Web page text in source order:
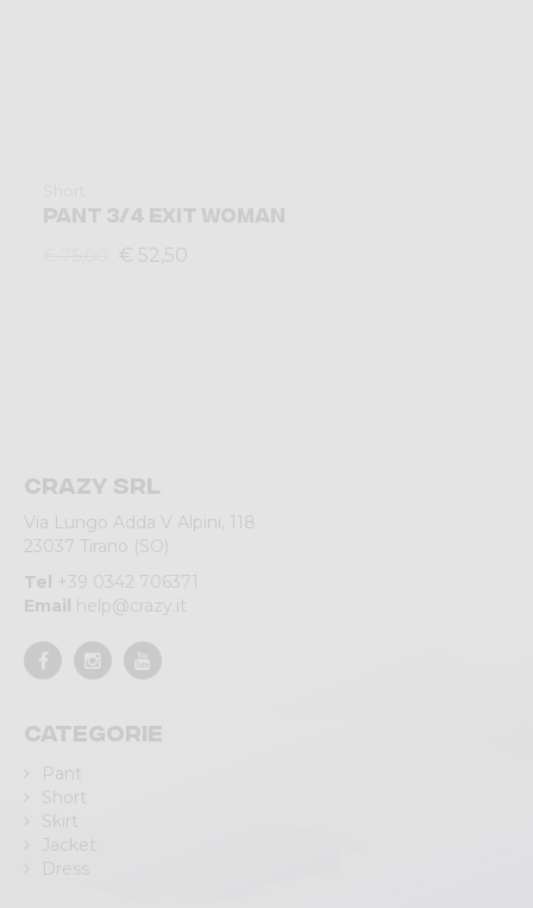
PANT 3/4 EXIT WOMAN
€ 52,50
Crazy srl
Via Lungo Adda V Alpini, 118
23037 Tirano (SO)
Tel +39 0342 706371
Email help@crazy.it
Categorie
Pant
Short
Skirt
Jacket
Dress